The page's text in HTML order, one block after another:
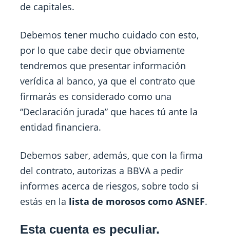
de capitales.
Debemos tener mucho cuidado con esto,
por lo que cabe decir que obviamente
tendremos que presentar información
verídica al banco, ya que el contrato que
firmarás es considerado como una
“Declaración jurada” que haces tú ante la
entidad financiera.
Debemos saber, además, que con la firma
del contrato, autorizas a BBVA a pedir
informes acerca de riesgos, sobre todo si
estás en la lista de morosos como ASNEF.
Esta cuenta es peculiar.